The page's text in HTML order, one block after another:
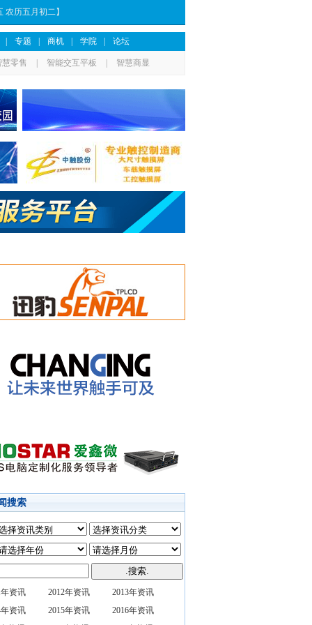
农历五月初二】
专题 商机 学院 论坛
慧零售 智能交互平板 智慧商显
搜索
年资讯 2012年资讯
2013年资讯
年资讯
2015年资讯
2016年资讯